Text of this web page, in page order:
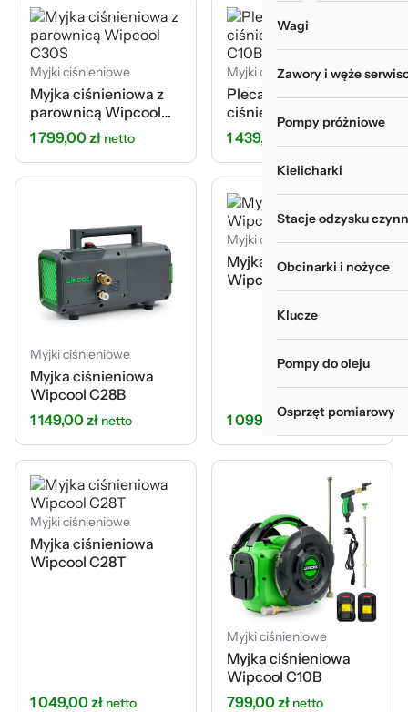
Wagi
Zawory i węże
Pompy próżniowe
Kielicharki
Stacje odzysku
Obcinarki i nożyce
Klucze
Pompy do oleju
Osprzęt pomiarowy
Myjki ciśnieniowe
Myjka ciśnieniowa z
parownicą Wipcool
C30S
1 799,00zł netto
Myjki ciśnieniowe
Plecakowa myjka
ciśnieniowa Wipcool
C10BW
1 439,00
Myjki ciśnieniowe
Myjka ciśnieniowa
Wipcool C28B
1 149,00zł netto
Myjki ciśnieniowe
Myjka ciśnieniowa
Wipcool C40T
1 099,00złnetto
Myjki ciśnieniowe
Myjka ciśnieniowa
Wipcool C28T
1 049,00zł netto
Myjki ciśnieniowe
Myjka ciśnieniowa
Wipcool C10B
799,00zł netto